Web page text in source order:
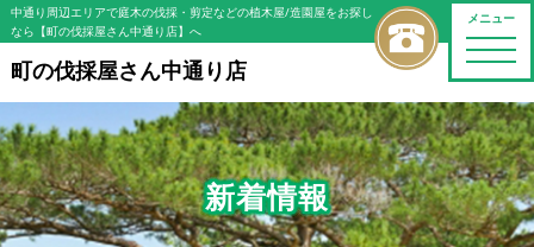
メニュー
toggle
中通り周辺エリアで庭木の伐採・剪定などの植木屋/造園屋をお探し
なら【町の伐採屋さん中通り店】へ
町の伐採屋さん中通り店
新着情報